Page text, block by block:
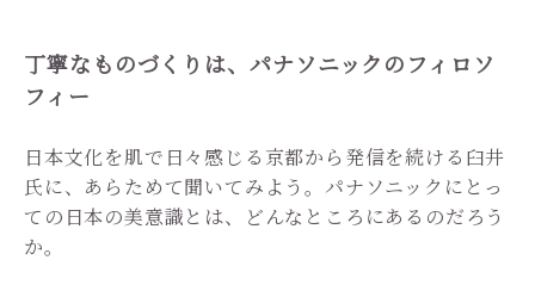
丁寧なものづくりは、パナソニックのフィロソ
フィー
日本文化を肌で日々感じる京都から発信を続ける臼井
氏に、あらためて聞いてみよう。パナソニックにとっ
ての日本の美意識とは、どんなところにあるのだろう
か。